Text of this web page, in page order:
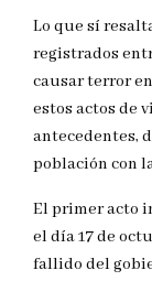
Lo que sí
registrados
causar terror
estos actos de
antecedentes,
población con
El primer acto
el día 17 de
fallido del